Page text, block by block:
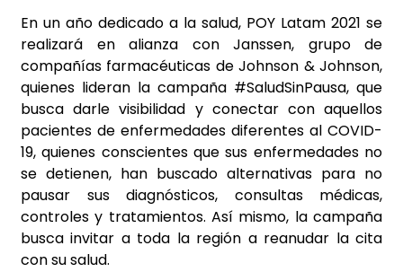
En un año dedicado a la salud, POY Latam 2021 se
realizará en alianza con Janssen, grupo de
compañías farmacéuticas de Johnson & Johnson,
quienes lideran la campaña #SaludSinPausa, que
busca darle visibilidad y conectar con aquellos
pacientes de enfermedades diferentes al COVID-
19, quienes conscientes que sus enfermedades no
se detienen, han buscado alternativas para no
pausar sus diagnósticos, consultas médicas,
controles y tratamientos. Así mismo, la campaña
busca invitar a toda la región a reanudar la cita
con su salud.